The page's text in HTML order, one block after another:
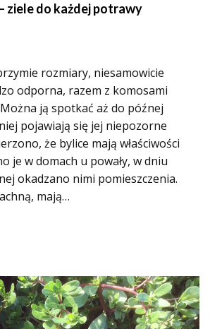
ziele do każdej potrawy
rozmiary, niesamowicie
odporna, razem z komosami
ją spotkać aż do późnej
pojawiają się jej niepozorne
że bylice mają właściwości
je w domach u powały, w dniu
okadzano nimi pomieszczenia.
mają…